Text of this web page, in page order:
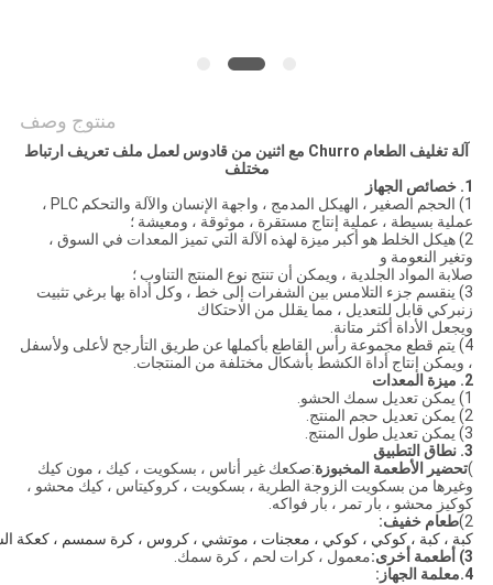
منتوج وصف
آلة تغليف الطعام Churro مع اثنين من قادوس لعمل ملف تعريف ارتباط
مختلف
1. خصائص الجهاز
1) الحجم الصغير ، الهيكل المدمج ، واجهة الإنسان والآلة والتحكم PLC ،
عملية بسيطة ، عملية إنتاج مستقرة ، موثوقة ، ومعيشة ؛
2) هيكل الخلط هو أكبر ميزة لهذه الآلة التي تميز المعدات في السوق ،
وتغير النعومة و
صلابة المواد الجلدية ، ويمكن أن تنتج نوع المنتج التناوب ؛
3) ينقسم جزء التلامس بين الشفرات إلى خط ، وكل أداة بها برغي تثبيت
زنبركي قابل للتعديل ، مما يقلل من الاحتكاك
ويجعل الأداة أكثر متانة.
4) يتم قطع مجموعة رأس القاطع بأكملها عن طريق التأرجح لأعلى ولأسفل
، ويمكن إنتاج أداة الكشط بأشكال مختلفة من المنتجات.
2. ميزة المعدات
1) يمكن تعديل سمك الحشو.
2) يمكن تعديل حجم المنتج.
3) يمكن تعديل طول المنتج.
3. نطاق التطبيق
)تحضير الأطعمة المخبوزة:صكعك غير أناس ، بسكويت ، كيك ، مون كيك
وغيرها من بسكويت الزوجة الطرية ، بسكويت ، كروكيتاس ، كيك محشو ،
كوكيز محشو ، بار تمر ، بار فواكه.
2) طعام خفيف:
كبة ، كبة ، كوكي ، كوكي ، معجنات ، موتشي ، كروس ، كرة سمسم ، كعكة
3) أطعمة أخرى:
معمول ، كرات لحم ، كرة سمك.
4. معلمة الجهاز: